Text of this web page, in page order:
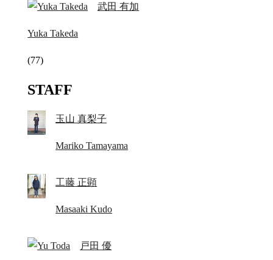
武田 有加
Yuka Takeda
(77)
STAFF
玉山 真梨子
Mariko Tamayama
工藤 正顕
Masaaki Kudo
戸田 優